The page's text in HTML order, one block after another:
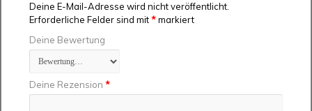
Deine E-Mail-Adresse wird nicht veröffentlicht.
Erforderliche Felder sind mit*markiert
Deine Bewertung
Deine Rezension*